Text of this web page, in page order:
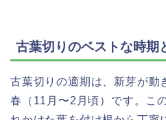
古葉切りのベストな時期
古葉切りの適期は、新芽が動
春（11月〜2月頃）です。こ